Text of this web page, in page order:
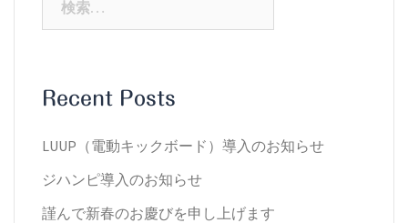
ン
Recent Posts
LUUP（電動キックボード）導入のお知らせ
ジハンピ導入のお知らせ
謹んで新春のお慶びを申し上げます